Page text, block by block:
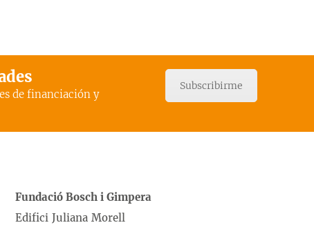
de financiación y
Subscribirme
Fundació Bosch i Gimpera
Edifici Juliana Morell